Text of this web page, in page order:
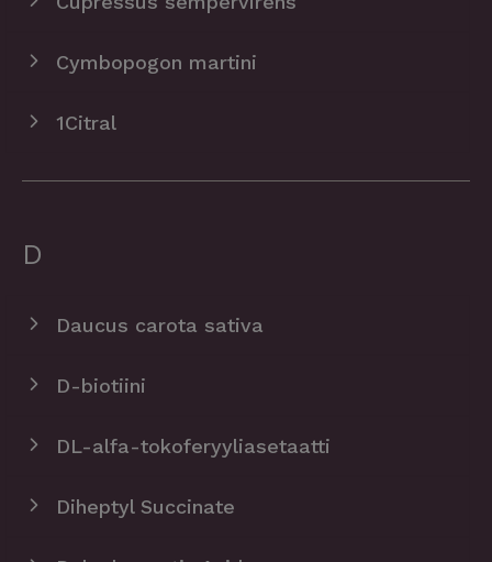
Cymbopogon martini
1Citral
D
Daucus carota sativa
D-biotiini
DL-alfa-tokoferyyliasetaatti
Diheptyl Succinate